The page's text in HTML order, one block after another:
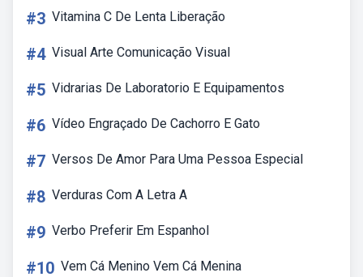
#3 Vitamina C De Lenta Liberação
#4 Visual Arte Comunicação Visual
#5 Vidrarias De Laboratorio E Equipamentos
#6 Vídeo Engraçado De Cachorro E Gato
#7 Versos De Amor Para Uma Pessoa Especial
#8 Verduras Com A Letra A
#9 Verbo Preferir Em Espanhol
#10 Vem Cá Menino Vem Cá Menina